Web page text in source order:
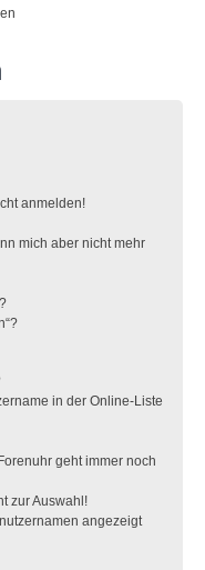
anmelden!
mich aber nicht mehr
in der Online-Liste
geht immer noch
zur Auswahl!
angezeigt